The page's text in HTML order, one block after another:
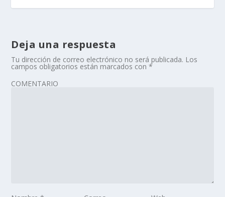
Deja una respuesta
Tu dirección de correo electrónico no será publicada. Los
campos obligatorios están marcados con*
COMENTARIO